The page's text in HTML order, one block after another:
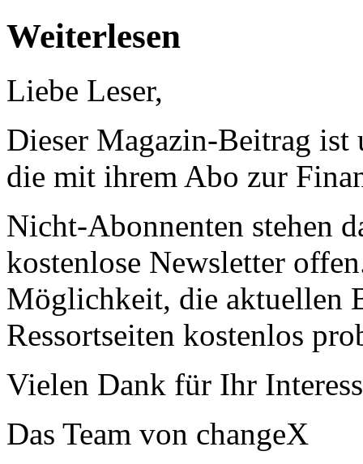
Weiterlesen
Liebe Leser,
Dieser Magazin-Beitrag ist
die mit ihrem Abo zur
Nicht-Abonnenten stehen
kostenlose Newsletter
Möglichkeit, die aktuellen
Ressortseiten kostenlos
Vielen Dank für Ihr
Das Team von changeX